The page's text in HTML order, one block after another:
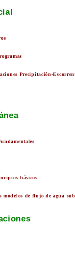
Precipitación-
básicos
modelos de flujo de agua